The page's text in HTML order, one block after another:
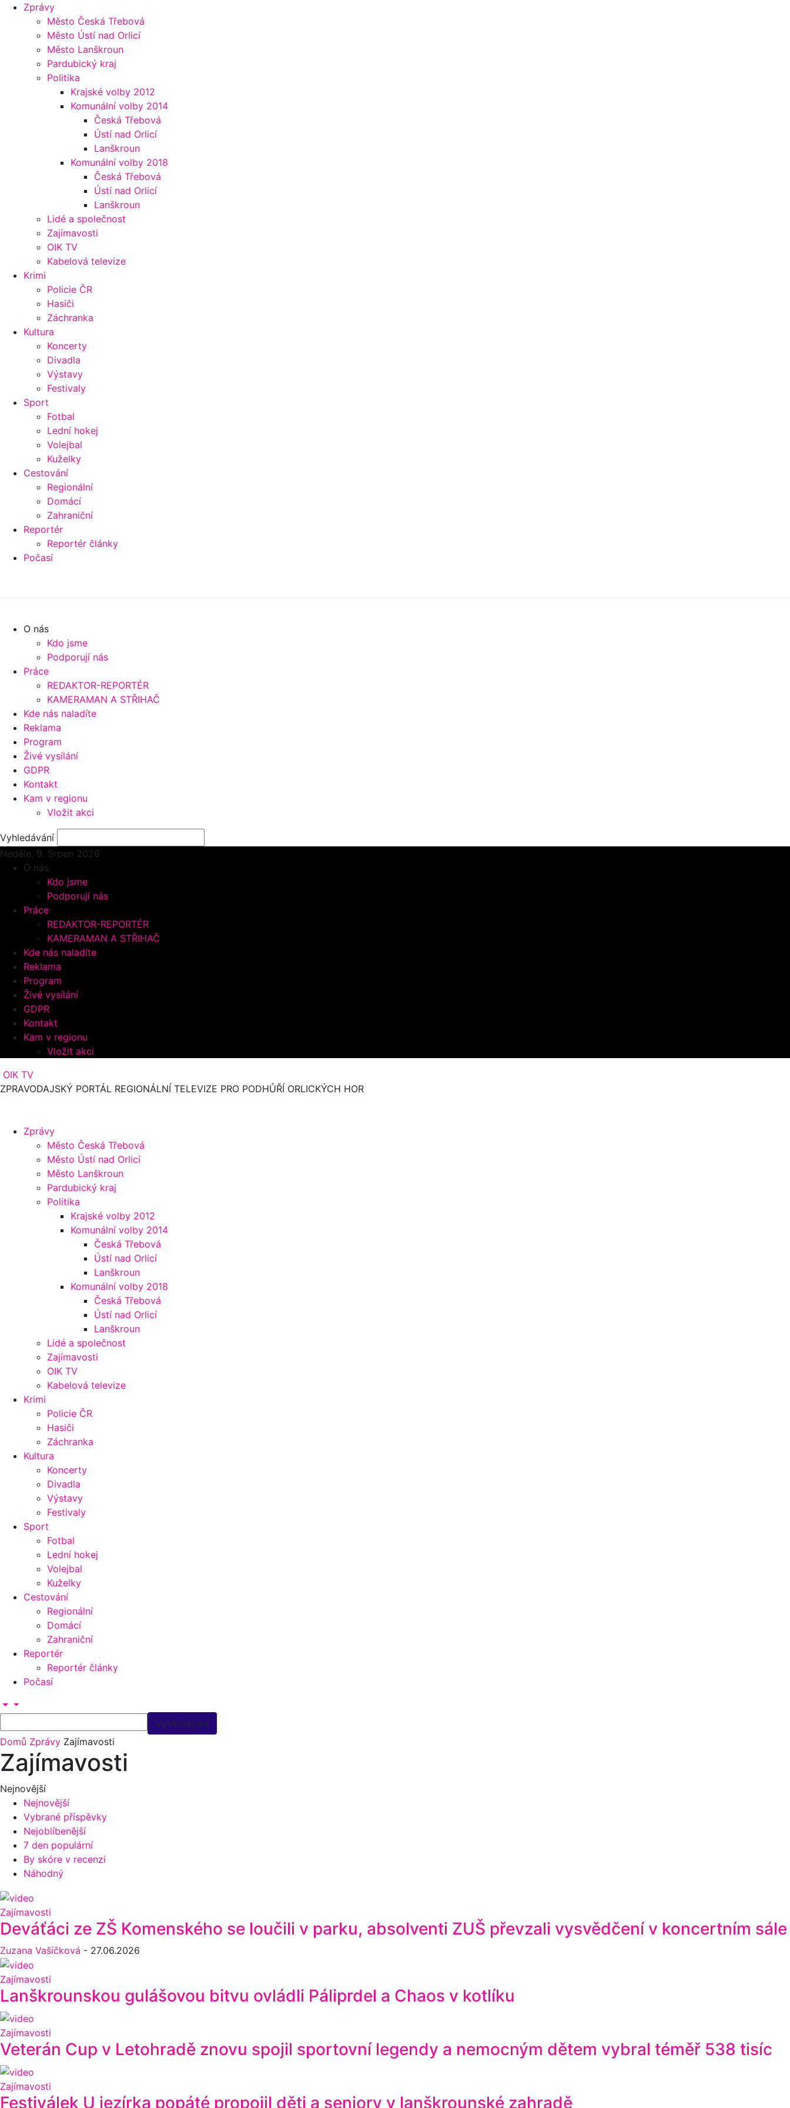
Zprávy
Město Česká Třebová
Město Ústí nad Orlicí
Město Lanškroun
Pardubický kraj
Politika
Krajské volby 2012
Komunální volby 2014
Česká Třebová
Ústí nad Orlicí
Lanškroun
Komunální volby 2018
Česká Třebová
Ústí nad Orlicí
Lanškroun
Lidé a společnost
Zajímavosti
OIK TV
Kabelová televize
Krimi
Policie ČR
Hasiči
Záchranka
Kultura
Koncerty
Divadla
Výstavy
Festivaly
Sport
Fotbal
Lední hokej
Volejbal
Kuželky
Cestování
Regionální
Domácí
Zahraniční
Reportér
Reportér články
Počasí
O nás
Kdo jsme
Podporují nás
Práce
REDAKTOR-REPORTÉR
KAMERAMAN A STŘIHAČ
Kde nás naladíte
Reklama
Program
Živé vysílání
GDPR
Kontakt
Kam v regionu
Vložit akci
Vyhledávání
Neděle, 9. Srpen 2026
O nás
Kdo jsme
Podporují nás
Práce
REDAKTOR-REPORTÉR
KAMERAMAN A STŘIHAČ
Kde nás naladíte
Reklama
Program
Živé vysílání
GDPR
Kontakt
Kam v regionu
Vložit akci
OIK TV
ZPRAVODAJSKÝ PORTÁL REGIONÁLNÍ TELEVIZE PRO PODHŮŘÍ ORLICKÝCH HOR
Zprávy
Město Česká Třebová
Město Ústí nad Orlicí
Město Lanškroun
Pardubický kraj
Politika
Krajské volby 2012
Komunální volby 2014
Česká Třebová
Ústí nad Orlicí
Lanškroun
Komunální volby 2018
Česká Třebová
Ústí nad Orlicí
Lanškroun
Lidé a společnost
Zajímavosti
OIK TV
Kabelová televize
Krimi
Policie ČR
Hasiči
Záchranka
Kultura
Koncerty
Divadla
Výstavy
Festivaly
Sport
Fotbal
Lední hokej
Volejbal
Kuželky
Cestování
Regionální
Domácí
Zahraniční
Reportér
Reportér články
Počasí
Domů Zprávy Zajímavosti
Zajímavosti
Nejnovější
Nejnovější
Vybrané příspěvky
Nejoblíbenější
7 den populární
By skóre v recenzi
Náhodný
Zajímavosti
Deváťáci ze ZŠ Komenského se loučili v parku, absolventi ZUŠ převzali vysvědčení v koncertním sále
Zuzana Vašíčková - 27.06.2026
Zajímavosti
Lanškrounskou gulášovou bitvu ovládli Páliprdel a Chaos v kotlíku
Zajímavosti
Veterán Cup v Letohradě znovu spojil sportovní legendy a nemocným dětem vybral téměř 538 tisíc
Zajímavosti
Festiválek U jezírka popáté propojil děti a seniory v lanškrounské zahradě